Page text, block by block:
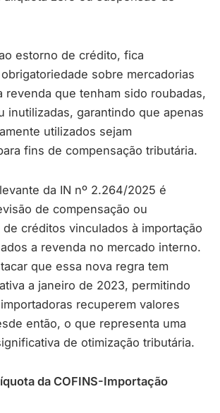
estorno de crédito, fica
sobre mercadorias
revenda que tenham sido roubadas,
inutilizadas, garantindo que apenas
utilizados sejam
fins de compensação tributária.
da IN nº 2.264/2025 é
de compensação ou
créditos vinculados à importação
a revenda no mercado interno.
que essa nova regra tem
a janeiro de 2023, permitindo
recuperem valores
então, o que representa uma
de otimização tributária.
da COFINS-Importação